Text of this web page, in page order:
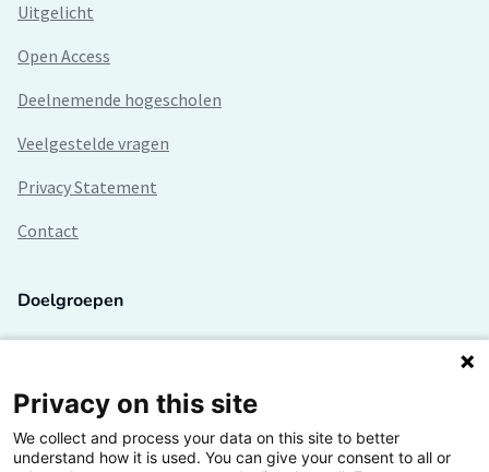
Uitgelicht
Open Access
Deelnemende hogescholen
Veelgestelde vragen
Privacy Statement
Contact
Doelgroepen
Lectoren en onderzoekers
Bedrijven
Privacy on this site
We collect and process your data on this site to better
understand how it is used. You can give your consent to all or